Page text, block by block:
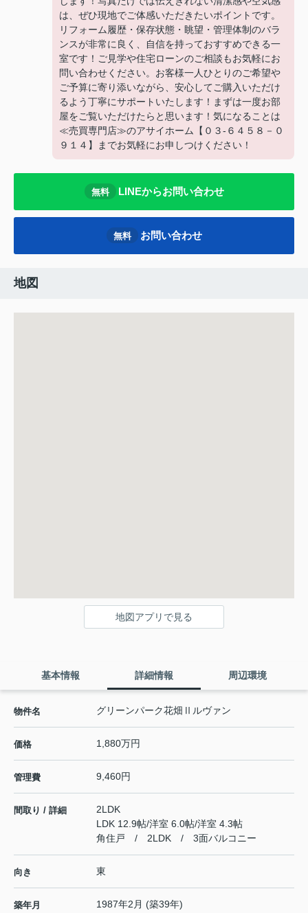
は、ぜひ現地でご体感いただきたいポイントです。
リフォーム履歴・保存状態・眺望・管理体制のバラ
ンスが非常に良く、自信を持っておすすめできる一
室です！ご見学や住宅ローンのご相談もお気軽にお
問い合わせください。お客様一人ひとりのご希望や
ご予算に寄り添いながら、安心してご購入いただけ
るよう丁寧にサポートいたします！まずは一度お部
屋をご覧いただけたらと思います！気になることは
≪売買専門店≫のアサイホーム【０３-６４５８－０
９１４】までお気軽にお申しつけください！
無料 LINEからお問い合わせ
無料 お問い合わせ
地図
地図アプリで見る
基本情報 詳細情報 周辺環境
物件名 グリーンパーク花畑Ⅱルヴァン
価格 1,880万円
管理費 9,460円
間取り / 詳細
2LDK
LDK 12.9帖/洋室 6.0帖/洋室 4.3帖
角住戸 / 2LDK / 3面バルコニー
向き 東
築年月 1987年2月 (築39年)